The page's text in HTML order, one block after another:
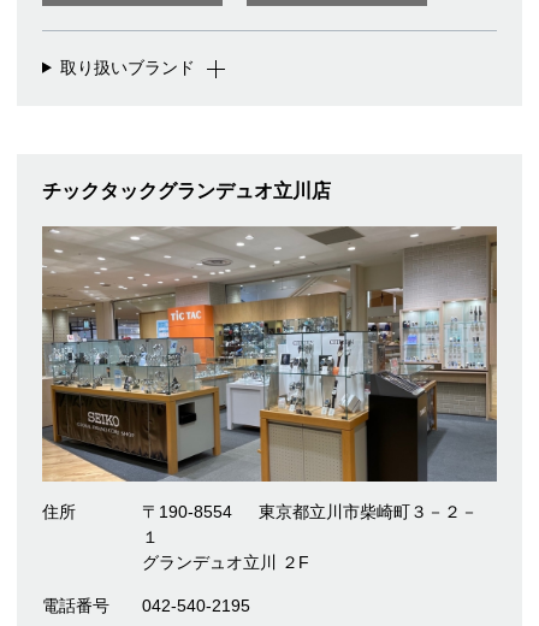
取り扱いブランド
チックタックグランデュオ立川店
住所 〒190-8554
東京都立川市柴崎町３－２－
１
グランデュオ立川 ２F
電話番号 042-540-2195